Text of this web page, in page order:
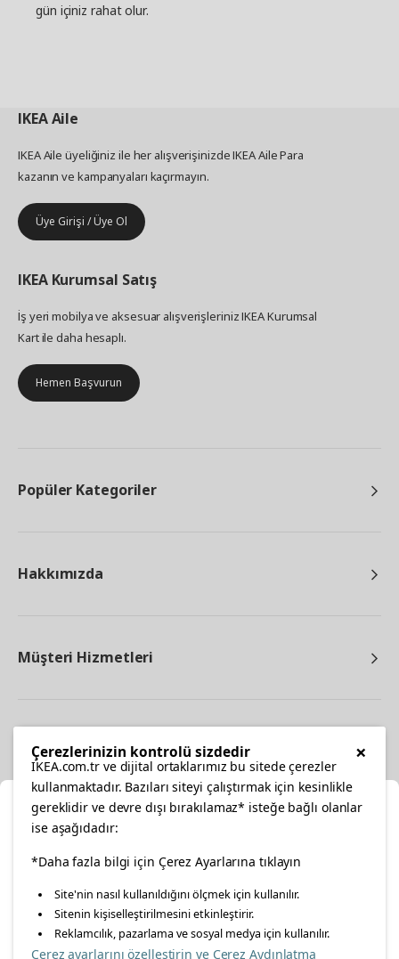
gün içiniz rahat olur.
IKEAAile
IKEA Aile üyeliğiniz ile her alışverişinizde IKEA Aile Para
kazanın ve kampanyaları kaçırmayın.
Üye Girişi / Üye Ol
IKEA Kurumsal Satış
İş yeri mobilya ve aksesuar alışverişleriniz IKEA Kurumsal
Kart ile daha hesaplı.
Hemen Başvurun
Popüler Kategoriler
Hakkımızda
Müşteri Hizmetleri
facebooktwitterinstagrampinterestyoutube
linkedin
Konumunuzu Seçin
İnternetten vereceğiniz siparişlerinizde size özel hizmet ve
içerikleri görebilmek için lütfen konumuzu seçin.
×
Çerezlerinizin kontrolü sizdedir
IKEA.com.tr ve dijital ortaklarımız bu sitede çerezler
kullanmaktadır. Bazıları siteyi çalıştırmak için kesinlikle
gereklidir ve devre dışı bırakılamaz* isteğe bağlı olanlar
ise aşağıdadır:
*Daha fazla bilgi için Çerez Ayarlarına tıklayın
Site'nin nasıl kullanıldığını ölçmek için kullanılır.
Sitenin kişiselleştirilmesini etkinleştirir.
Reklamcılık, pazarlama ve sosyal medya için kullanılır.
Çerez ayarlarını özelleştirin ve Çerez Aydınlatma